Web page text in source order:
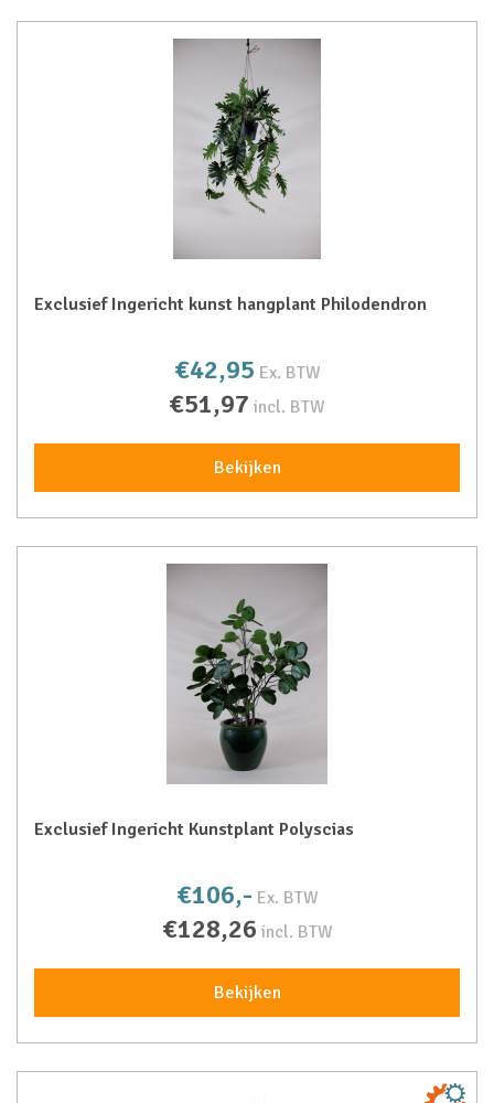
Exclusief Ingericht kunst hangplant Philodendron
€42,95 Ex. BTW
€51,97 incl. BTW
Bekijken
Exclusief Ingericht Kunstplant Polyscias
€106,- Ex. BTW
€128,26 incl. BTW
Bekijken